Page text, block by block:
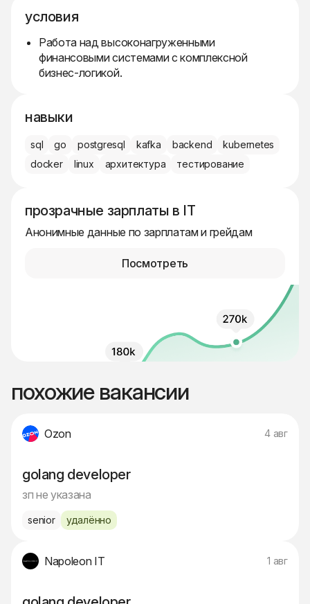
условия
Работа над высоконагруженными
финансовыми системами с комплексной
бизнес-логикой.
навыки
sql go postgresql kafka backend
kubernetes
docker
linux архитектура тестирование
прозрачные зарплаты в IT
Анонимные данные по зарплатам и грейдам
Посмотреть
похожие вакансии
Ozon 4 авг
golang developer
зп не указана
senior удалённо
Napoleon IT 1 авг